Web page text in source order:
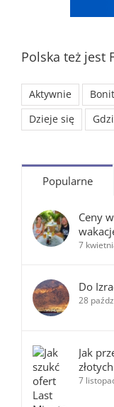
Polska też jest
Aktywnie
Dzieje się
Popularne
Ceny
7
Do
28
Jak
7